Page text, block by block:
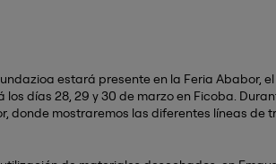
estará presente en la Feria Ababor,
los días 28, 29 y 30 de marzo en Ficoba.
donde mostraremos las diferentes líneas de